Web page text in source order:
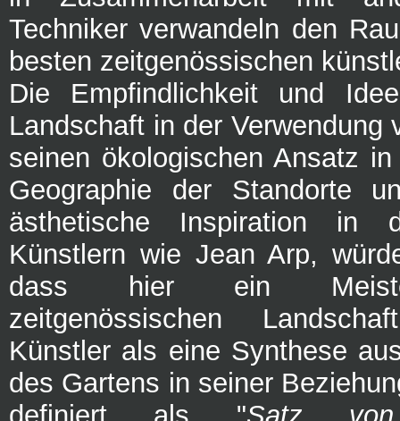
Techniker verwandeln den
besten zeitgenössischen
Die Empfindlichkeit und
Landschaft in der Verwendung
seinen ökologischen Ansatz
Geographie der Standorte
ästhetische Inspiration in
Künstlern wie Jean Arp,
dass hier ein
zeitgenössischen
Künstler als eine Synthese
des Gartens in seiner